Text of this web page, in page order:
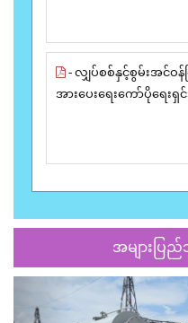
- လျှပ်စစ်နှင့်စွမ်းအင်ဝန်
အားပေးရေးကော်ပိုရေးရှ
အများပြ
Previous